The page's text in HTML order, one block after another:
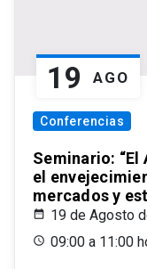
19 AGO
Conferencias
Seminario:
el
mercados y
19 de Agosto
09:00 a 11:00